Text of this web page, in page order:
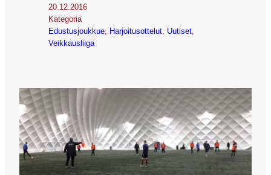
20.12.2016
Kategoria
Edustusjoukkue Harjoitusottelut Uutiset
Veikkausliiga